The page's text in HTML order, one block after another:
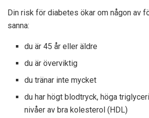
Din risk för diabetes ökar om någon av
sanna:
du är 45 år eller äldre
du är överviktig
du tränar inte mycket
du har högt blodtryck, höga
nivåer av bra kolesterol (HDL)